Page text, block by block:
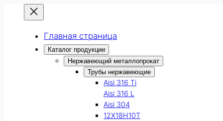
Главная страница
Каталог продукции
Нержавеющий металлопрокат
Трубы нержавеющие
Aisi 316 Ti
Aisi 316 L
Aisi 304
12Х18Н10Т